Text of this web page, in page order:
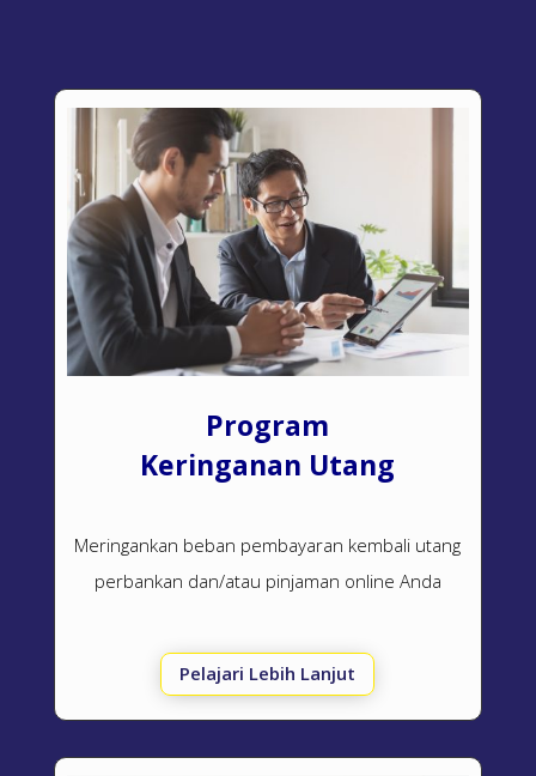
Program
Keringanan Utang
Meringankan beban pembayaran kembali utang
perbankan dan/atau pinjaman online Anda
Pelajari Lebih Lanjut